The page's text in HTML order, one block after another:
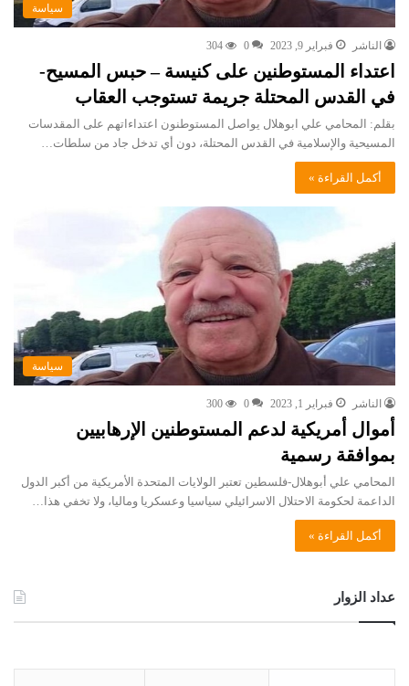
سياسة
الناشر فبراير 9, 2023 0
304
اعتداء المستوطنين على كنيسة – حبس المسيح-
في القدس المحتلة جريمة تستوجب العقاب
بقلم: المحامي علي ابوهلال يواصل المستوطنون اعتداءاتهم على المقدسات
المسيحية والإسلامية في القدس المحتلة، دون أي تدخل جاد من سلطات…
أكمل القراءة »
سياسة
الناشر فبراير 1, 2023 0
300
أموال أمريكية لدعم المستوطنين الإرهابيين
بموافقة رسمية
المحامي علي أبوهلال-فلسطين تعتبر الولايات المتحدة الأمريكية من أكبر الدول
الداعمة لحكومة الاحتلال الاسرائيلي سياسيا وعسكريا وماليا، ولا تخفي هذا…
أكمل القراءة »
عداد الزوار